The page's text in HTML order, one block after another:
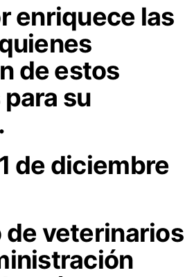
enriquece las
de estos
su
de diciembre
de veterinarios